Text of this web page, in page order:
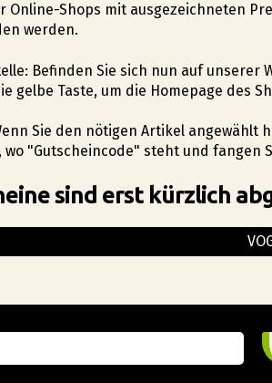
Online-Shops mit ausgezeichneten
werden.
Befinden Sie sich nun auf unserer
gelbe Taste, um die Homepage des
Sie den nötigen Artikel angewählt
"Gutscheincode" steht und fangen
sind erst kürzlich